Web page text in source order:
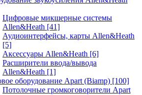
Цифровые микшерные системы
Allen&Heath [41]
Аудиоинтерфейсы, карты Allen&Heath
[5]
Аксессуары Allen&Heath [6]
Расширители ввода/вывода
Allen&Heath [1]
оборудование Apart (Biamp) [100]
Потолочные громкоговорители Apart